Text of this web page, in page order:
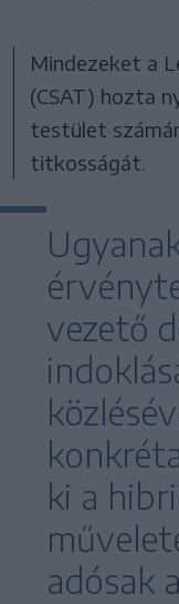
Mindezeket a
(CSAT) hozta
testület
titkosságát.
vezető
ki a
adósak